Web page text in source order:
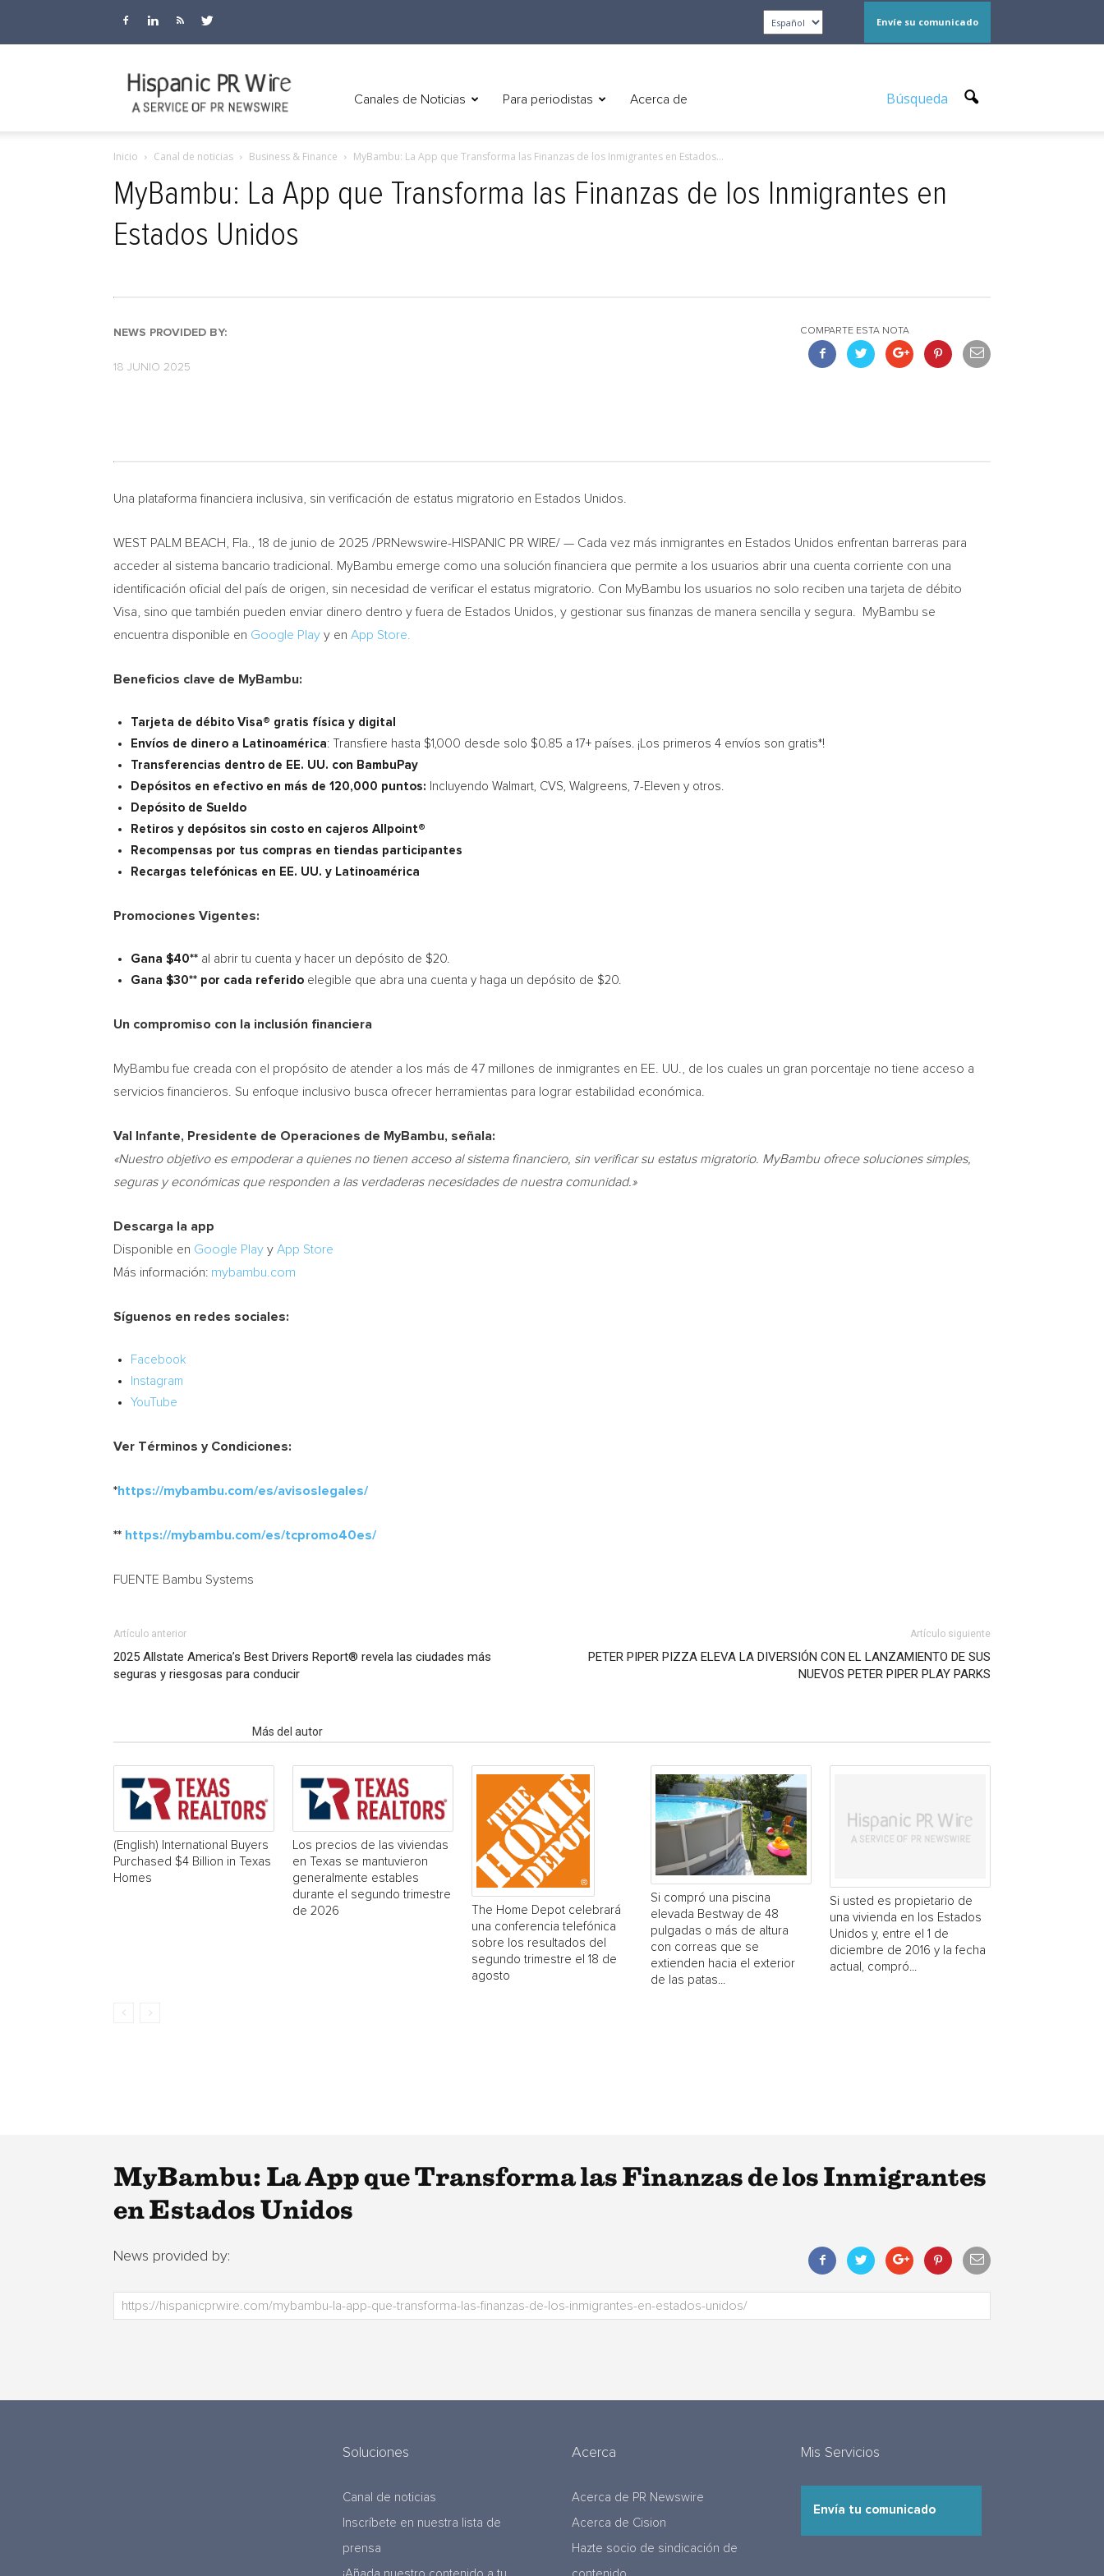
Envíe su comunicado
Canales de Noticias Para periodistas Acerca de Búsqueda
Inicio Canal de noticias Business & Finance MyBambu: La App que Transforma las Finanzas de los Inmigrantes en Estados...
MyBambu: La App que Transforma las Finanzas de los Inmigrantes en
Estados Unidos
NEWS PROVIDED BY:
18 JUNIO 2025
COMPARTE ESTA NOTA
Una plataforma financiera inclusiva, sin verificación de estatus migratorio en Estados Unidos.
WEST PALM BEACH, Fla. 18 de junio de 2025 /PRNewswire-HISPANIC PR WIRE/ — Cada vez más inmigrantes en Estados Unidos enfrentan barreras para
acceder al sistema bancario tradicional. MyBambu emerge como una solución financiera que permite a los usuarios abrir una cuenta corriente con una
identificación oficial del país de origen, sin necesidad de verificar el estatus migratorio. Con MyBambu los usuarios no solo reciben una tarjeta de débito
Visa, sino que también pueden enviar dinero dentro y fuera de Estados Unidos, y gestionar sus finanzas de manera sencilla y segura. MyBambu se
encuentra disponible en Google Play y en App Store
Beneficios clave de MyBambu:
Tarjeta de débito Visa® gratis física y digital
Envíos de dinero a Latinoamérica: Transfiere hasta $1,000 desde solo $0.85 a 17+ países. ¡Los primeros 4 envíos son gratis*!
Transferencias dentro de EE. UU. con BambuPay
Depósitos en efectivo en más de 120,000 puntos: Incluyendo Walmart, CVS, Walgreens, 7-Eleven y otros.
Depósito de Sueldo
Retiros y depósitos sin costo en cajeros Allpoint®
Recompensas por tus compras en tiendas participantes
Recargas telefónicas en EE. UU. y Latinoamérica
Promociones Vigentes:
Gana $40** al abrir tu cuenta y hacer un depósito de $20.
Gana $30** por cada referido elegible que abra una cuenta y haga un depósito de $20.
Un compromiso con la inclusión financiera
MyBambu fue creada con el propósito de atender a los más de 47 millones de inmigrantes en EE. UU., de los cuales un gran porcentaje no tiene acceso a
servicios financieros. Su enfoque inclusivo busca ofrecer herramientas para lograr estabilidad económica.
Val Infante, Presidente de Operaciones de MyBambu, señala:
«Nuestro objetivo es empoderar a quienes no tienen acceso al sistema financiero, sin verificar suestatus migratorio. MyBambu ofrece soluciones simples,
seguras y económicas que responden a las verdaderas necesidades de nuestra comunidad.»
Descarga la app
Disponible en Google Play y App Store
Más información: mybambu.com
Síguenos en redes sociales:
Facebook
Instagram
YouTube
Ver Términos y Condiciones:
*https://mybambu.com/es/avisoslegales/
** https://mybambu.com/es/tcpromo40es/
FUENTE Bambu Systems
Artículo anterior
2025 Allstate America’s Best Drivers Report® revela las ciudades más
seguras y riesgosas para conducir
Artículo siguiente
PETER PIPER PIZZA ELEVA LA DIVERSIÓN CON EL LANZAMIENTO DE SUS
NUEVOS PETER PIPER PLAY PARKS
Más del autor
(English) International Buyers
Purchased $4 Billion in Texas
Homes
Los precios de las viviendas
en Texas se mantuvieron
generalmente estables
durante el segundo trimestre
de 2026
The Home Depot celebrará
una conferencia telefónica
sobre los resultados del
segundo trimestre el 18 de
agosto
Si compró una piscina
elevada Bestway de 48
pulgadas o más de altura
con correas que se
extienden hacia el exterior
de las patas...
Si usted es propietario de
una vivienda en los Estados
Unidos y, entre el 1 de
diciembre de 2016 y la fecha
actual, compró...
MyBambu: La App que Transforma las Finanzas de los Inmigrantes
en Estados Unidos
News provided by:
Soluciones
Canal de noticias
Inscríbete en nuestra lista de
prensa
Acerca
Acerca de PR Newswire
Acerca de Cision
Hazte socio de sindicación de
Mis Servicios
Envía tu comunicado